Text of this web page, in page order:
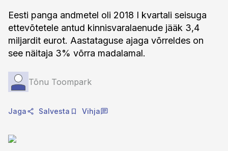
Eesti panga andmetel oli 2018 I kvartali seisuga
ettevõtetele antud kinnisvaralaenude jääk 3,4
miljardit eurot. Aastataguse ajaga võrreldes on
see näitaja 3% võrra madalamal.
Tõnu Toompark
Jaga Salvesta Vihja